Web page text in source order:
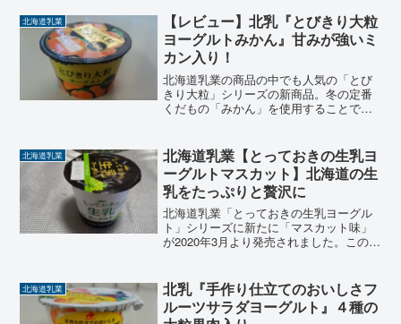
でしたか？北海道生乳のむヨーグルトつ
ぶつぶみかんを手にとったと...
北海道乳業
【レビュー】北乳『とびきり大粒
ヨーグルトみかん』甘みが強いミ
カン入り！
北海道乳業の商品の中でも人気の「とび
きり大粒」シリーズの新商品。冬の定番
くだもの「みかん」を使用することで冬
り大粒ヨーグルトみかん」の特徴などを
レビューします。
北海道乳業
北海道乳業【とっておきの生乳ヨ
ーグルトマスカット】北海道の生
乳をたっぷりと贅沢に
北海道乳業「とっておきの生乳ヨーグル
ト」シリーズに新たに「マスカット味」
が2020年3月より発売されました。この
乳」で出来ているヨーグルト自体がとて
も美味しく、お気に入...
北海道乳業
北乳『手作り仕立てのおいしさフ
ルーツサラダヨーグルト』４種の